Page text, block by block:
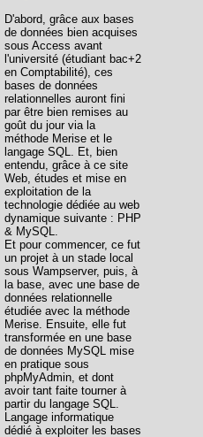
D'abord, grâce aux bases
de données bien acquises
sous Access avant
l'université (étudiant bac+2
en Comptabilité), ces
bases de données
relationnelles auront fini
par être bien remises au
goût du jour via la
méthode Merise et le
langage SQL. Et, bien
entendu, grâce à ce site
Web, études et mise en
exploitation de la
technologie dédiée au web
dynamique suivante : PHP
& MySQL.
Et pour commencer, ce fut
un projet à un stade local
sous Wampserver, puis, à
la base, avec une base de
données relationnelle
étudiée avec la méthode
Merise. Ensuite, elle fut
transformée en une base
de données MySQL mise
en pratique sous
phpMyAdmin, et dont
avoir tant faite tourner à
partir du langage SQL.
Langage informatique
dédié à exploiter les bases